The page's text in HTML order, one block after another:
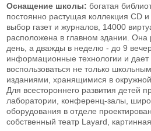
Оснащение школы: богатая
постоянно растущая коллекция CD
выбор газет и журналов, 14000
расположена в главном здании. Она
день, а дважды в неделю - до 9
информационные технологии и дает
воспользоваться не только
изданиями, хранящимися в окружной
Для всестороннего развития детей
лаборатории, конференц-залы,
оборудования в отделе
собственный театр Layard,